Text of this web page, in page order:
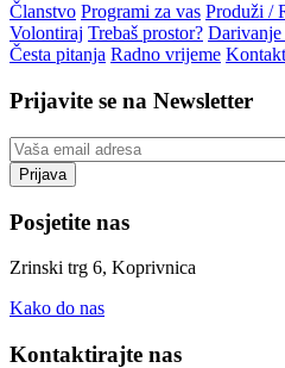
Članstvo Programi za vas Produži /
Volontiraj Trebaš prostor?
Česta pitanja Radno vrijeme Kontakt
Prijavite se na Newsletter
Posjetite nas
Zrinski trg 6, Koprivnica
Kako do nas
Kontaktirajte nas